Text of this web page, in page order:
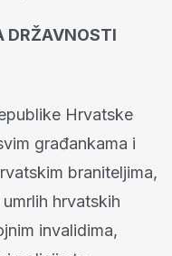
DRŽAVNOSTI
Hrvatske
građankama i
braniteljima,
hrvatskih
invalidima,